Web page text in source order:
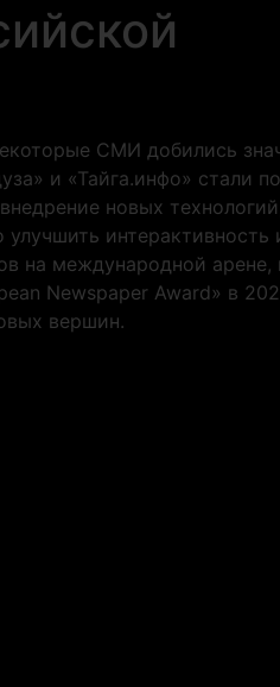
СМИ добились
и «Тайга.инфо» стали
новых
интерактивность
на международной арене,
Newspaper Award» в
вершин.